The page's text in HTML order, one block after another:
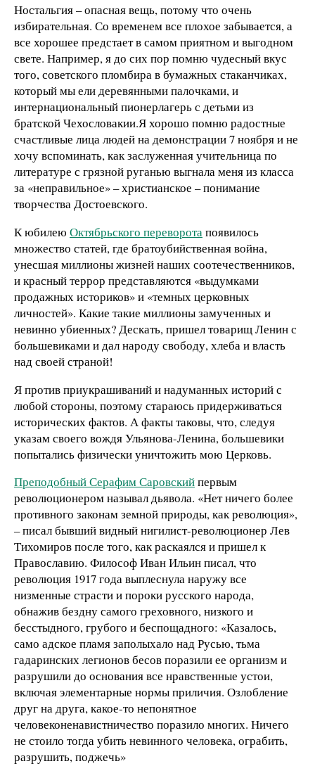
Ностальгия – опасная вещь, потому что очень
избирательная. Со временем все плохое забывается, а
все хорошее предстает в самом приятном и выгодном
свете. Например, я до сих пор помню чудесный вкус
того, советского пломбира в бумажных стаканчиках,
который мы ели деревянными палочками, и
интернациональный пионерлагерь с детьми из
братской Чехословакии.Я хорошо помню радостные
счастливые лица людей на демонстрации 7 ноября и не
хочу вспоминать, как заслуженная учительница по
литературе с грязной руганью выгнала меня из класса
за «неправильное» – христианское – понимание
творчества Достоевского.
К юбилею Октябрьского переворотапоявилось
множество статей, где братоубийственная война,
унесшая миллионы жизней наших соотечественников,
и красный террор представляются «выдумками
продажных историков» и «темных церковных
личностей». Какие такие миллионы замученных и
невинно убиенных? Дескать, пришел товарищ Ленин с
большевиками и дал народу свободу, хлеба и власть
над своей страной!
Я против приукрашиваний и надуманных историй с
любой стороны, поэтому стараюсь придерживаться
исторических фактов. А факты таковы, что, следуя
указам своего вождя Ульянова-Ленина, большевики
попытались физически уничтожить мою Церковь.
Преподобный Серафим Саровскийпервым
революционером называл дьявола. «Нет ничего более
противного законам земной природы, как революция»,
– писал бывший видный нигилист-революционер Лев
Тихомиров после того, как раскаялся и пришел к
Православию. Философ Иван Ильин писал, что
революция 1917 года выплеснула наружу все
низменные страсти и пороки русского народа,
обнажив бездну самого греховного, низкого и
бесстыдного, грубого и беспощадного: «Казалось,
само адское пламя заполыхало над Русью, тьма
гадаринских легионов бесов поразили ее организм и
разрушили до основания все нравственные устои,
включая элементарные нормы приличия. Озлобление
друг на друга, какое-то непонятное
человеконенавистничество поразило многих. Ничего
не стоило тогда убить невинного человека, ограбить,
разрушить, поджечь»